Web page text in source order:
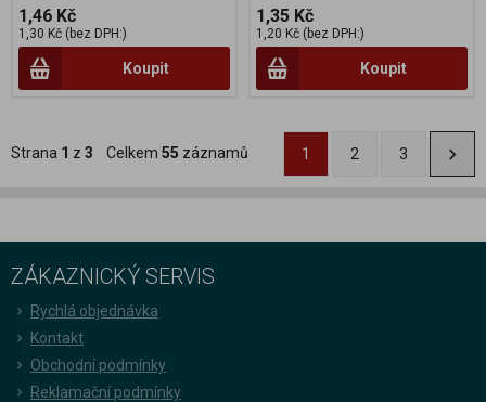
1,46 Kč
1,30 Kč (bez DPH:)
Koupit
1,35 Kč
1,20 Kč (bez DPH:)
Koupit
Strana 1 z 3 Celkem 55 záznamů 1 2 3
ZÁKAZNICKÝ SERVIS
Rychlá objednávka
Kontakt
Obchodní podmínky
Reklamační podmínky